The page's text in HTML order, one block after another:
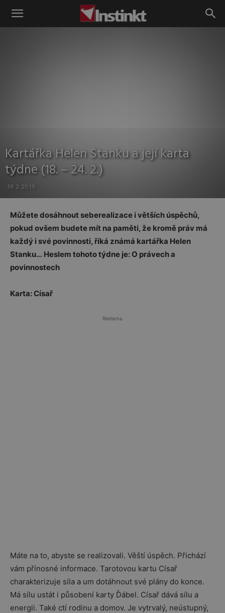
Instinkt
Kartářka Helen Stanku a její karta
týdne (18. – 24. 2.)
18.2.2019
Můžete dosáhnout seberealizace i větších úspěchů,
pokud ovšem budete mít na paměti, že kromě práv má
každý i své povinnosti, říká známá kartářka Helen
Stanku… Heslem tohoto týdne je: O právech a
povinnostech
Karta: Císař
Reklama
Máte na to, abyste se realizovali. Věští úspěch. Přichází
vám přínosné informace. Tarotovou kartu Císař
charakterizuje síla a um dotáhnout své plány do konce.
Má sílu ustát i působení karty Ďábel. Císař dává sílu a
energii. Také ctí rodinu a domov. Je vytrvalý, neústupný,